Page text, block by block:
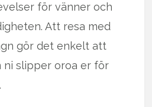
för vänner och
Att resa med
gör det enkelt att
ni slipper oroa er för